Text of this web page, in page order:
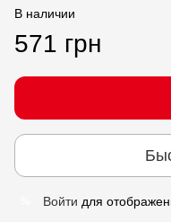
В наличии
571 грн
Войти для